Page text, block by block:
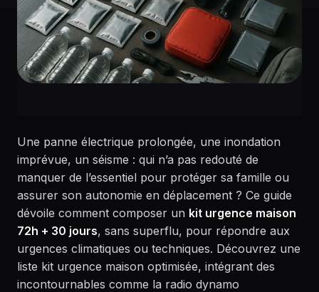
Une panne électrique prolongée, une inondation
imprévue, un séisme : qui n’a pas redouté de
manquer de l’essentiel pour protéger sa famille ou
assurer son autonomie en déplacement ? Ce guide
dévoile comment composer un kit urgence maison
72h + 30 jours, sans superflu, pour répondre aux
urgences climatiques ou techniques. Découvrez une
liste kit urgence maison optimisée, intégrant des
incontournables comme la radio dynamo